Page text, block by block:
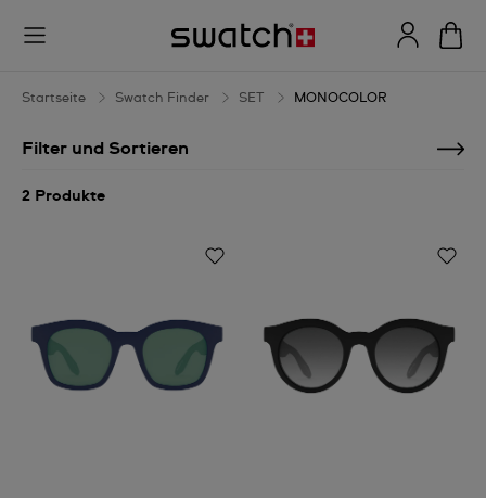
MONOCOLOR
Startseite Swatch Finder SET MONOCOLOR
Filter und Sortieren
2 Produkte